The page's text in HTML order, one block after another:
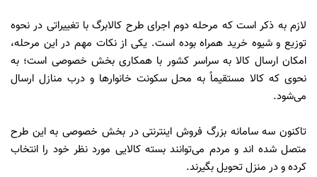
لازم به ذکر است که مرحله دوم اجرای طرح کالابرگ با تغییراتی در نحوه
توزیع و شیوه خرید همراه بوده است. یکی از نکات مهم در این مرحله،
امکان ارسال کالا به سراسر کشور با همکاری بخش خصوصی است؛ به
نحوی که کالا مستقیماً به محل سکونت خانوارها و درب منازل ارسال
می‌شود.
تاکنون سه سامانه بزرگ فروش اینترنتی در بخش خصوصی به این طرح
متصل شده اند و مردم می‌توانند بسته کالایی مورد نظر خود را انتخاب
کرده و در منزل تحویل بگیرند.